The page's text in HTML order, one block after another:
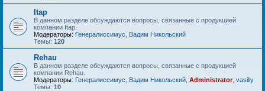
Itap
В данном разделе обсуждаются вопросы, связанные с продукцией
компании Itap.
Модераторы: Генералиссимус
Вадим Никольский
Темы: 120
Rehau
В данном разделе обсуждаются вопросы, связанные с продукцией
компании Rehau.
Модераторы: Генералиссимус Вадим Никольский Administrator, vasiliy
Темы: 10